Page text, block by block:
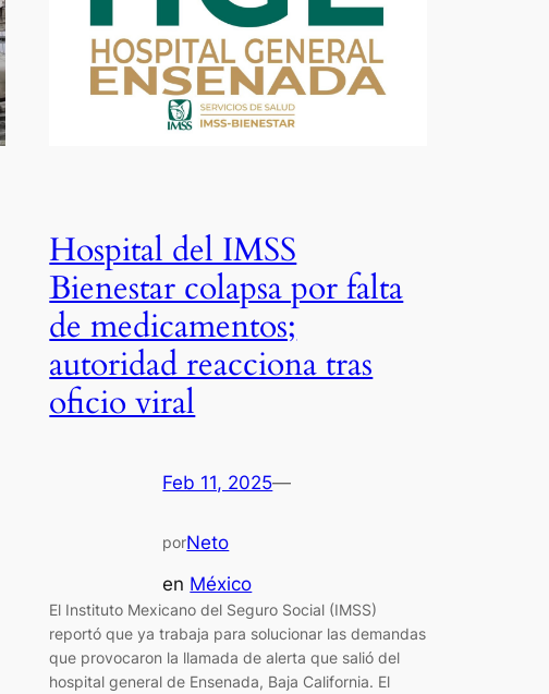
Hospital del IMSS
Bienestar colapsa por falta
de medicamentos;
autoridad reacciona tras
oficio viral
Feb 11, 2025—
porNeto
en México
El Instituto Mexicano del Seguro Social (IMSS)
reportó que ya trabaja para solucionar las demandas
que provocaron la llamada de alerta que salió del
hospital general de Ensenada, Baja California. El